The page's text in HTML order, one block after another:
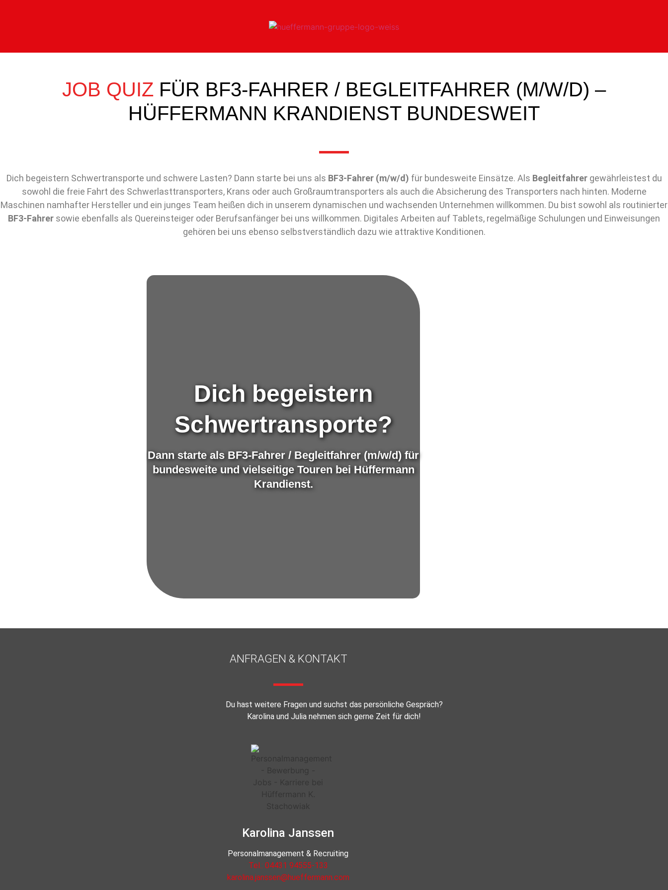
JOB QUIZ FÜR BF3-FAHRER / BEGLEITFAHRER (M/W/D) –
HÜFFERMANN KRANDIENST BUNDESWEIT
Dich begeistern Schwertransporte und schwere Lasten? Dann starte bei uns als BF3-Fahrer (m/w/d) für bundesweite Einsätze. Als Begleitfahrer gewährleistest du
sowohl die freie Fahrt des Schwerlasttransporters, Krans oder auch Großraumtransporters als auch die Absicherung des Transporters nach hinten. Moderne
Maschinen namhafter Hersteller und ein junges Team heißen dich in unserem dynamischen und wachsenden Unternehmen willkommen. Du bist sowohl als routinierter
BF3-Fahrer sowie ebenfalls als Quereinsteiger oder Berufsanfänger bei uns willkommen. Digitales Arbeiten auf Tablets, regelmäßige Schulungen und Einweisungen
gehören bei uns ebenso selbstverständlich dazu wie attraktive Konditionen.
Dich begeistern
Schwertransporte?
Dann starte als BF3-Fahrer / Begleitfahrer (m/w/d) für
bundesweite und vielseitige Touren bei Hüffermann
Krandienst.
ANFRAGEN & KONTAKT
Du hast weitere Fragen und suchst das persönliche Gespräch?
Karolina und Julia nehmen sich gerne Zeit für dich!
Karolina Janssen
Personalmanagement & Recruiting
Tel.: 04431 94555-133
karolina.janssen@hueffermann.com